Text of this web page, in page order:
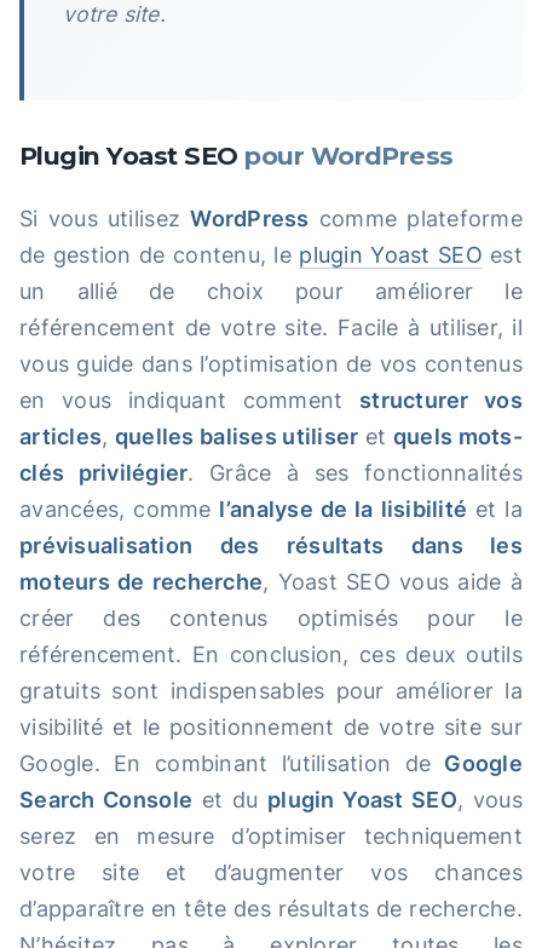
votre site.
Plugin Yoast SEO pour WordPress
Si vous utilisezWordPress comme plateforme
de gestion de contenu, le plugin Yoast SEO est
un allié de choix pour améliorer le
référencement de votre site. Facile à utiliser, il
vous guide dans l’optimisation de vos contenus
en vous indiquant comment structurer vos
articles, quelles balises utiliser et quels mots-
clés privilégier. Grâce à ses fonctionnalités
avancées, comme l’analyse de la lisibilité et la
prévisualisation des résultats dans les
moteurs de recherche, Yoast SEO vous aide à
créer des contenus optimisés pour le
référencement. En conclusion, ces deux outils
gratuits sont indispensables pour améliorer la
visibilité et le positionnement de votre site sur
Google. En combinant l’utilisation de Google
Search Console et du plugin Yoast SEO, vous
serez en mesure d’optimiser techniquement
votre site et d’augmenter vos chances
d’apparaître en tête des résultats de recherche.